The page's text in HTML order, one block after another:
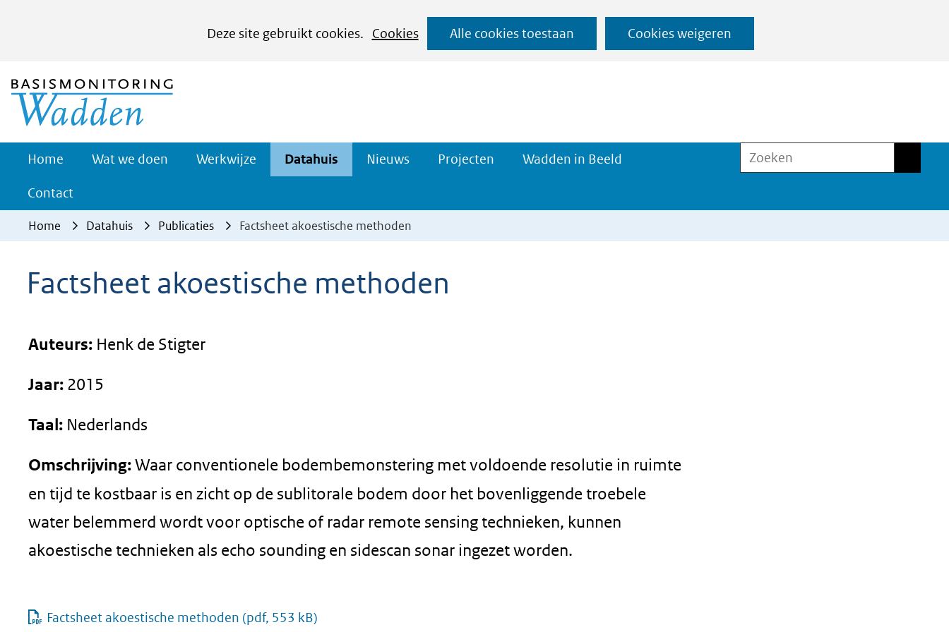
Deze site gebruikt cookies.
Cookies
kan
het
gebruik
deze
website
toegestaan
Alle cookies toestaan Cookies weigeren
Ga
naar
Home Wat we doen Werkwijze Werkwijze
Uitklappen
Datahuis Datahuis
Uitklappen
Nieuws Projecten Projecten
Uitklappen
Wadden in Beeld
Contact
Zoeken
Home Datahuis Publicaties Factsheet akoestische methoden
Factsheet akoestische methoden
Auteurs: Henk de Stigter
Jaar: 2015
Taal: Nederlands
Omschrijving:Waar conventionele bodembemonstering met voldoende resolutie in ruimte
en tijd te kostbaar is en zicht op de sublitorale bodem door het bovenliggende troebele
water belemmerd wordt voor optische of radar remote sensing technieken, kunnen
akoestische technieken als echo sounding en sidescan sonar ingezet worden.
Factsheet akoestische methoden (pdf, 553 kB)